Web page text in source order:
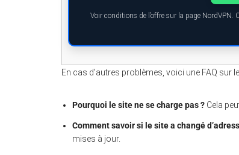
Voir conditions de l’offre sur la page NordVPN.
En cas d’autres problèmes, voici une FAQ
Pourquoi le site ne se charge pas ? Cela
Comment savoir si le site a changé
mises à jour.